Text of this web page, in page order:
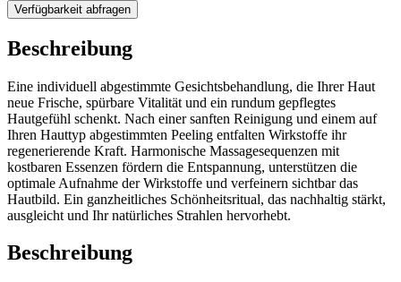
Verfügbarkeit abfragen
Beschreibung
Eine individuell abgestimmte Gesichtsbehandlung, die Ihrer Haut
neue Frische, spürbare Vitalität und ein rundum gepflegtes
Hautgefühl schenkt. Nach einer sanften Reinigung und einem auf
Ihren Hauttyp abgestimmten Peeling entfalten Wirkstoffe ihr
regenerierende Kraft. Harmonische Massagesequenzen mit
kostbaren Essenzen fördern die Entspannung, unterstützen die
optimale Aufnahme der Wirkstoffe und verfeinern sichtbar das
Hautbild. Ein ganzheitliches Schönheitsritual, das nachhaltig stärkt,
ausgleicht und Ihr natürliches Strahlen hervorhebt.
Beschreibung